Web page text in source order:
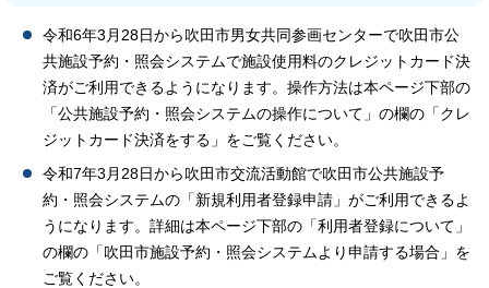
令和6年3月28日から吹田市男女共同参画センターで吹田市公
共施設予約・照会システムで施設使用料のクレジットカード決
済がご利用できるようになります。操作方法は本ページ下部の
「公共施設予約・照会システムの操作について」の欄の「クレ
ジットカード決済をする」をご覧ください。
令和7年3月28日から吹田市交流活動館で吹田市公共施設予
約・照会システムの「新規利用者登録申請」がご利用できるよ
うになります。詳細は本ページ下部の「利用者登録について」
の欄の「吹田市施設予約・照会システムより申請する場合」を
ご覧ください。